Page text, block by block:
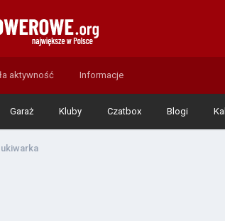
Garaż Kluby Czatbox Blogi
aktywność Informacje